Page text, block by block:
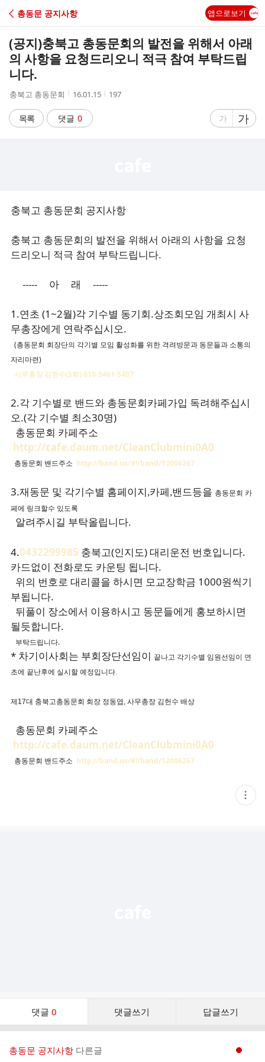
C
A
총동문 공지사항 앱으로보기
(공지)충북고 총동문회의 발전을 위해서 아래
의 사항을 요청드리오니 적극 참여 부탁드립
니다.
작
자
충북고 총동문회
작
시
간
16.01.15
조
197
목록 댓글 0
글
가
글
자
가
충북고 총동문회 공지사항
충북고 총동문회의 발전을 위해서 아래의 사항을 요청
드리오니 적극 참여 부탁드립니다.
----- 아 래 -----
1.연초 (1~2월)각 기수별 동기회.상조회모임 개최시 사
무총장에게 연락주십시오.
(총동문회 회장단의 각기별 모임 활성화를 위한 격려방문과 동문들과 소통의
자리마련)
사무총장 김헌수(5회) 010-5461-5407
2.각 기수별로 밴드와 총동문회카페가입 독려해주십시
오.(각 기수별 최소30명)
총동문회 카페주소
http://cafe.daum.net/CleanClubmini0A0
총동문회 밴드주소 http://band.us/#!/band/12006267
3.재동문 및 각기수별 홈페이지,카페,밴드등을 총동문회 카
페에 링크할수 있도록
알려주시길 부탁올립니다.
4.0432299985 충북고(인지도) 대리운전 번호입니다.
카드없이 전화로도 카운팅 됩니다.
위의 번호로 대리콜을 하시면 모교장학금 1000원씩기
부됩니다.
뒤풀이 장소에서 이용하시고 동문들에게 홍보하시면
될듯합니다.
부탁드립니다.
* 차기이사회는 부회장단선임이 끝나고 각기수별 임원선임이 연
초에 끝난후에 실시할 예정입니다.
제17대 충북고총동문회 회장 정동엽, 사무총장 김헌수 배상
총동문회 카페주소
http://cafe.daum.net/CleanClubmini0A0
총동문회 밴드주소 http://band.us/#!/band/12006267
현
재
댓글 0 댓글쓰기 답글쓰기
댓
총동문 공지사항 다른글